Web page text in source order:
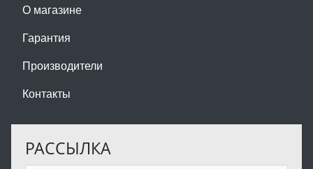
О магазине
Гарантия
Производители
Контакты
РАССЫЛКА